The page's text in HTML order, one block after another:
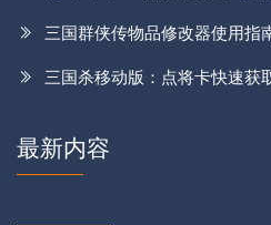
三国群侠传物品修改器使用指
三国杀移动版：点将卡快速获
最新内容